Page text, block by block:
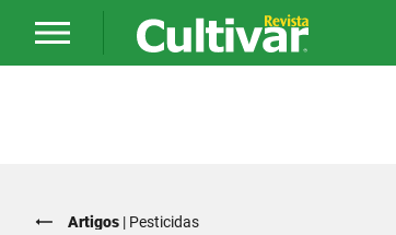
Artigos | Pesticidas